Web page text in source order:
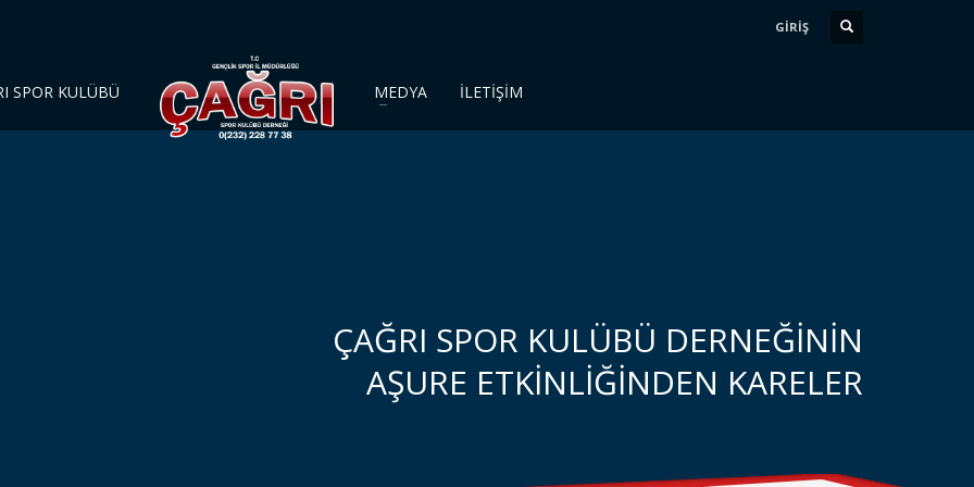
GİRİŞ
SPOR KULÜBÜ MEDYA İLETİŞİM
ÇAĞRI SPOR KULÜBÜ DERNEĞİNİN
AŞURE ETKİNLİĞİNDEN KARELER